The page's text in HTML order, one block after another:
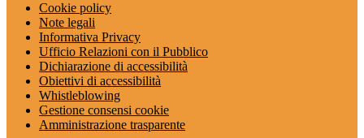
Cookie policy
Note legali
Informativa Privacy
Ufficio Relazioni con il Pubblico
Dichiarazione di accessibilità
Obiettivi di accessibilità
Whistleblowing
Gestione consensi cookie
Amministrazione trasparente